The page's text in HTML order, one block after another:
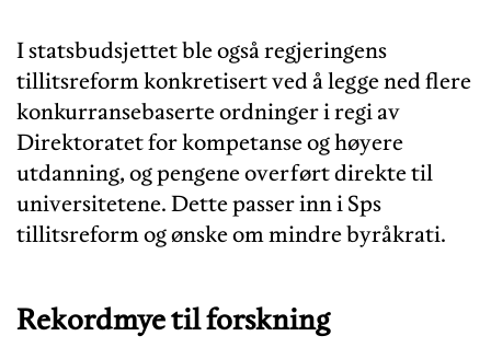
I statsbudsjettet ble også regjeringens
tillitsreform konkretisert ved å legge ned flere
konkurransebaserte ordninger i regi av
Direktoratet for kompetanse og høyere
utdanning, og pengene overført direkte til
universitetene. Dette passer inn i Sps
tillitsreform og ønske om mindre byråkrati.
Rekordmye til forskning